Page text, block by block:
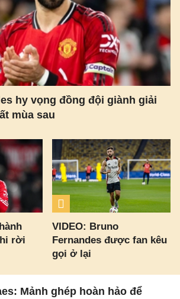
hy vọng đồng đội giành giải
mùa sau
rời
VIDEO: Bruno
Fernandes được fan kêu
gọi ở lại
Mảnh ghép hoàn hảo để